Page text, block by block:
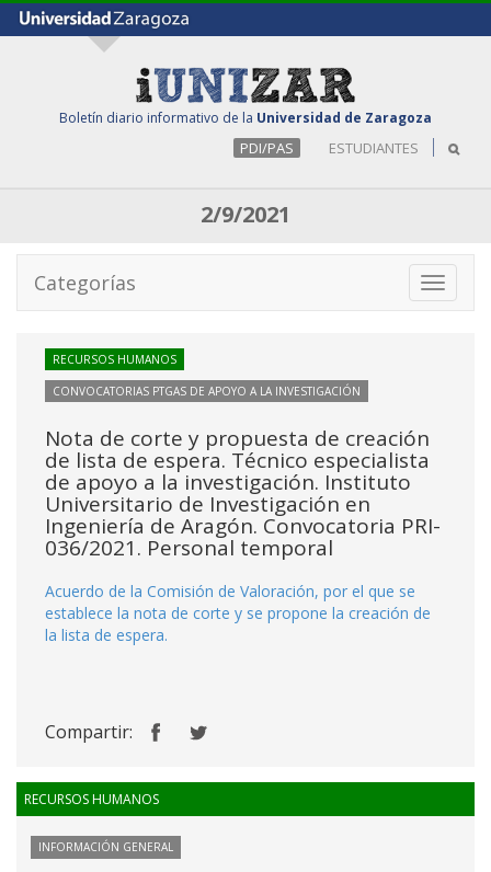
Boletín diario informativo de la Universidad de Zaragoza
PDI/PAS ESTUDIANTES
2/9/2021
Toggle
Categorías
RECURSOS HUMANOS
CONVOCATORIAS PTGAS DE APOYO A LA INVESTIGACIÓN
Nota de corte y propuesta de creación
de lista de espera. Técnico especialista
de apoyo a la investigación. Instituto
Universitario de Investigación en
Ingeniería de Aragón. Convocatoria PRI-
036/2021. Personal temporal
Acuerdo de la Comisión de Valoración, por el que se
establece la nota de corte y se propone la creación de
la lista de espera.
Compartir:
RECURSOS HUMANOS
INFORMACIÓN GENERAL